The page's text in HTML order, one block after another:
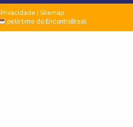
Privacidade
Sitemap
pelo time do EncontraBrasil